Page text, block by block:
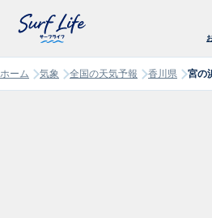
ホーム 気象 全国の天気予報 香川県 宮の